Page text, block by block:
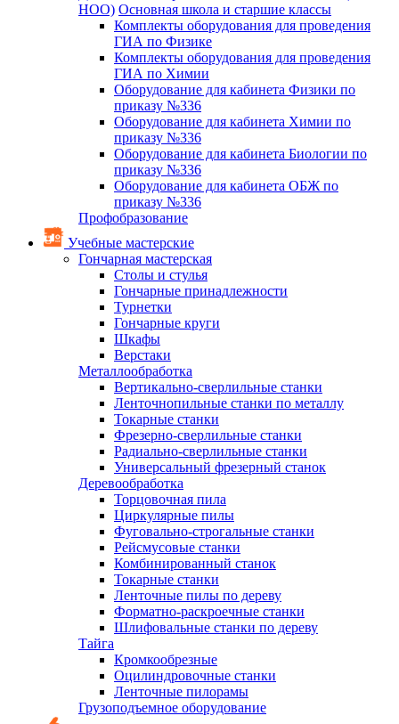
НОО) Основная школа и старшие классы
Комплекты оборудования для проведения
ГИА по Физике
Комплекты оборудования для проведения
ГИА по Химии
Оборудование для кабинета Физики по
приказу №336
Оборудование для кабинета Химии по
приказу №336
Оборудование для кабинета Биологии по
приказу №336
Оборудование для кабинета ОБЖ по
приказу №336
Профобразование
Учебные мастерские
Гончарная мастерская
Столы и стулья
Гончарные принадлежности
Турнетки
Гончарные круги
Шкафы
Верстаки
Металлообработка
Вертикально-сверлильные станки
Ленточнопильные станки по металлу
Токарные станки
Фрезерно-сверлильные станки
Радиально-сверлильные станки
Универсальный фрезерный станок
Деревообработка
Торцовочная пила
Циркулярные пилы
Фуговально-строгальные станки
Рейсмусовые станки
Комбинированный станок
Токарные станки
Ленточные пилы по дереву
Форматно-раскроечные станки
Шлифовальные станки по дереву
Тайга
Кромкообрезные
Оцилиндровочные станки
Ленточные пилорамы
Грузоподъемное оборудование